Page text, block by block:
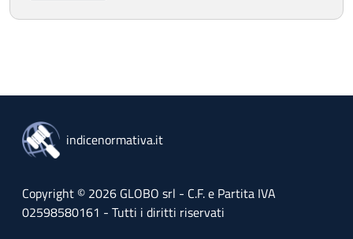
indicenormativa.it
Copyright © 2026 GLOBO srl - C.F. e Partita IVA
02598580161 - Tutti i diritti riservati